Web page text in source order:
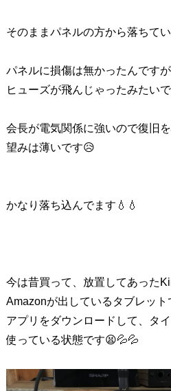
そのままパネルの方から落ちて
パネルに損傷は無かったんです
ヒューズが飛んじゃったみたい
会長が電気関係に強いので復旧を
望みは薄いです😥
かなり落ち込んでます💧💧
今は昔買って、放置してあった
Amazonが出しているタブレット
アプリをダウンロードして、タ
使っている状態です😫💦💦